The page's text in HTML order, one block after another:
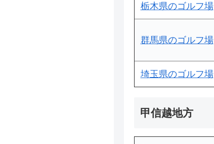
栃木県のゴルフ場
群馬県のゴルフ場
埼玉県のゴルフ場
甲信越地方